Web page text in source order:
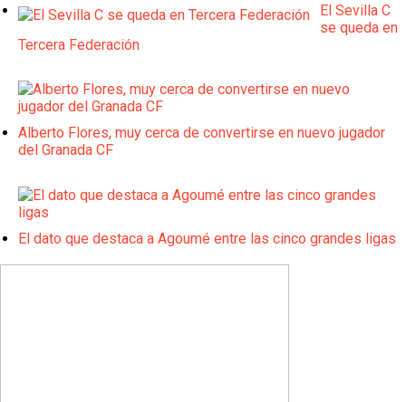
El Sevilla C
se queda en
Tercera Federación
Alberto Flores, muy cerca de convertirse en nuevo jugador
del Granada CF
El dato que destaca a Agoumé entre las cinco grandes ligas